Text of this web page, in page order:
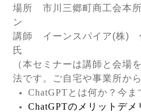
場所 市川三郷町商工会本
ン
講師 イーンスパイア(株)
氏
（本セミナーは講師と会場を
法です。
ご自宅や事業所か
ChatGPT とは何か？今ま
ChatGPTのメリットデメ